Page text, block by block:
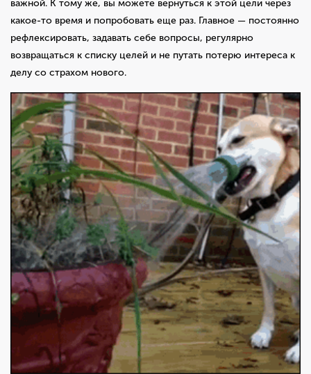
важной. К тому же, вы можете вернуться к этой цели через
какое-то время и попробовать еще раз. Главное — постоянно
рефлексировать, задавать себе вопросы, регулярно
возвращаться к списку целей и не путать потерю интереса к
делу со страхом нового.